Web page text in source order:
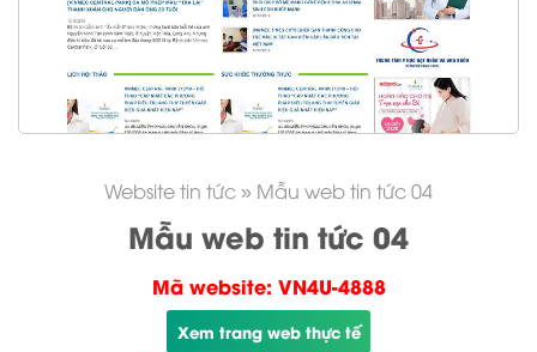
Website tin tức » Mẫu web tin tức 04
Mẫu web tin tức 04
Mã website: VN4U-4888
Xem trang web thực tế